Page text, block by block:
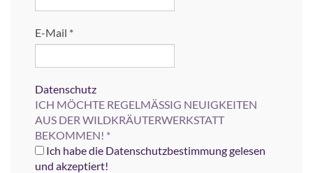
E-Mail *
Datenschutz
ICH MÖCHTE REGELMÄSSIG NEUIGKEITEN
AUS DER WILDKRÄUTERWERKSTATT
BEKOMMEN! *
Ich habe die Datenschutzbestimmung gelesen
und akzeptiert!